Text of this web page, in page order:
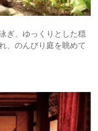
ぎ、ゆっくりとした穏
、のんびり庭を眺めて